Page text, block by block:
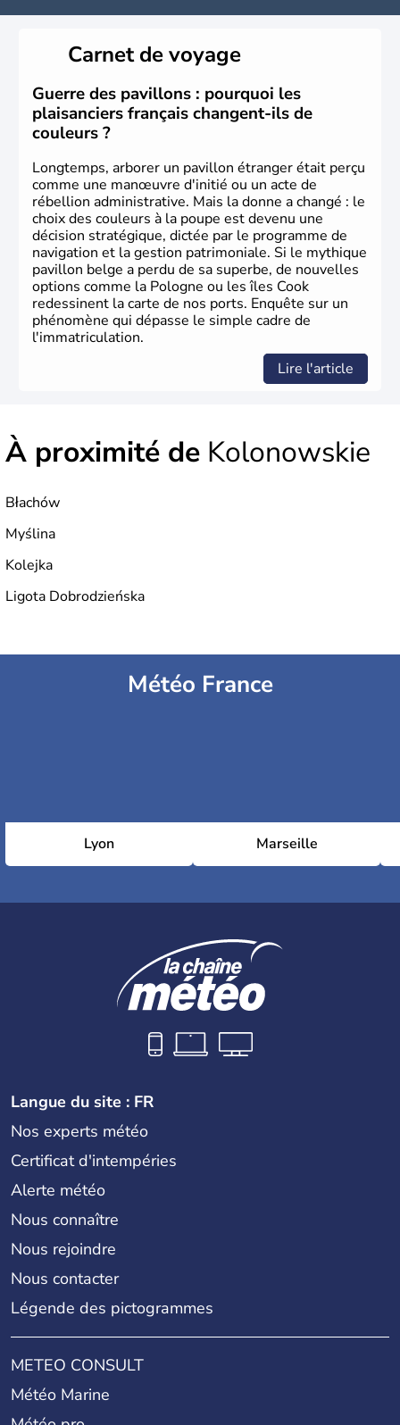
Carnet de voyage
Guerre des pavillons : pourquoi les
plaisanciers français changent-ils de
couleurs ?
Longtemps, arborer un pavillon étranger était perçu
comme une manœuvre d'initié ou un acte de
rébellion administrative. Mais la donne a changé : le
choix des couleurs à la poupe est devenu une
décision stratégique, dictée par le programme de
navigation et la gestion patrimoniale. Si le mythique
pavillon belge a perdu de sa superbe, de nouvelles
options comme la Pologne ou les îles Cook
redessinent la carte de nos ports. Enquête sur un
phénomène qui dépasse le simple cadre de
l'immatriculation.
Lire l'article
À proximité de Kolonowskie
Błachów
Myślina
Kolejka
Ligota Dobrodzieńska
Météo France
Lyon Marseille
Langue du site : FR
Nos experts météo
Certificat d'intempéries
Alerte météo
Nous connaître
Nous rejoindre
Nous contacter
Légende des pictogrammes
METEO CONSULT
Météo Marine